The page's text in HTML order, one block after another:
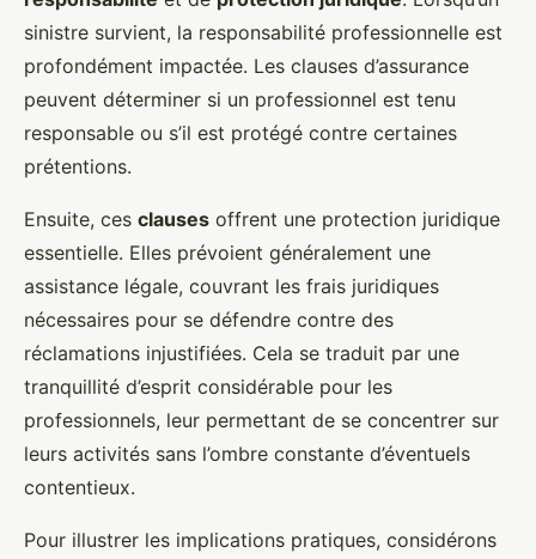
sinistre survient, la responsabilité professionnelle est
profondément impactée. Les clauses d’assurance
peuvent déterminer si un professionnel est tenu
responsable ou s’il est protégé contre certaines
prétentions.
Ensuite, ces clauses offrent une protection juridique
essentielle. Elles prévoient généralement une
assistance légale, couvrant les frais juridiques
nécessaires pour se défendre contre des
réclamations injustifiées. Cela se traduit par une
tranquillité d’esprit considérable pour les
professionnels, leur permettant de se concentrer sur
leurs activités sans l’ombre constante d’éventuels
contentieux.
Pour illustrer les implications pratiques, considérons